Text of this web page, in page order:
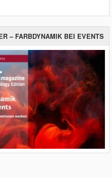
– FARBDYNAMIK BEI EVENTS